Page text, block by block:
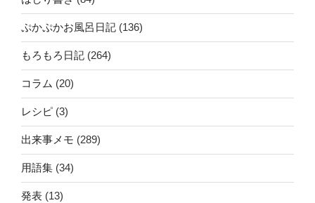
ぷかぷかお風呂日記 (136)
もろもろ日記 (264)
コラム (20)
レシピ (3)
出来事メモ (289)
用語集 (34)
発表 (13)